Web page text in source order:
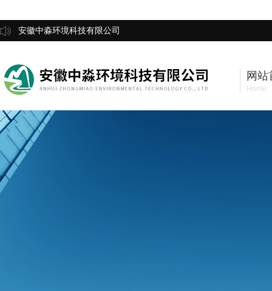
安徽中淼环境科技有限公司
网站
Home